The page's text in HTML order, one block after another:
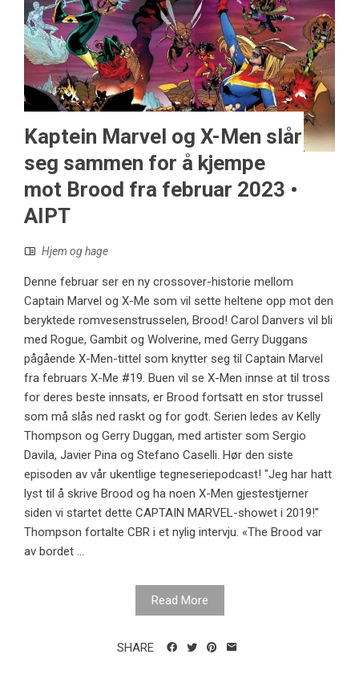
Kaptein Marvel og X-Men slår
seg sammen for å kjempe
mot Brood fra februar 2023 •
AIPT
Hjem og hage
Denne februar ser en ny crossover-historie mellom
Captain Marvel og X-Me som vil sette heltene opp mot den
beryktede romvesenstrusselen, Brood! Carol Danvers vil bli
med Rogue, Gambit og Wolverine, med Gerry Duggans
pågående X-Men-tittel som knytter seg til Captain Marvel
fra februars X-Me #19. Buen vil se X-Men innse at til tross
for deres beste innsats, er Brood fortsatt en stor trussel
som må slås ned raskt og for godt. Serien ledes av Kelly
Thompson og Gerry Duggan, med artister som Sergio
Davila, Javier Pina og Stefano Caselli. Hør den siste
episoden av vår ukentlige tegneseriepodcast! "Jeg har hatt
lyst til å skrive Brood og ha noen X-Men gjestestjerner
siden vi startet dette CAPTAIN MARVEL-showet i 2019!"
Thompson fortalte CBR i et nylig intervju. «The Brood var
av bordet ...
Read More
SHARE